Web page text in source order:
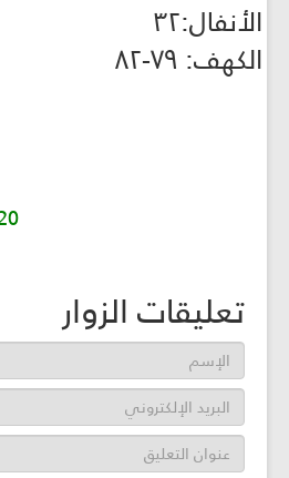
الأنفال:٣٢
الكهف: ٧٩-٨٢
تعليقات الزوار